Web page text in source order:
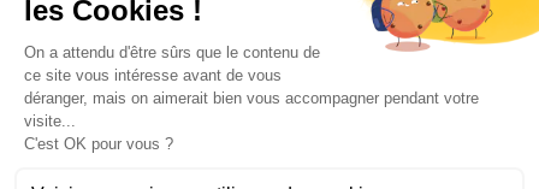
Nous contacter |
Paiement sécurisé